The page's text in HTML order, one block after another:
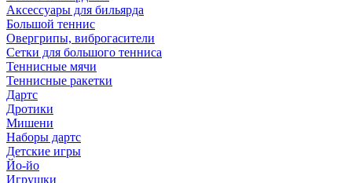
Аксессуары для бильярда
Большой теннис
Овергрипы, виброгасители
Сетки для большого тенниса
Теннисные мячи
Теннисные ракетки
Дартс
Дротики
Мишени
Наборы дартс
Детские игры
Йо-йо
Игрушки